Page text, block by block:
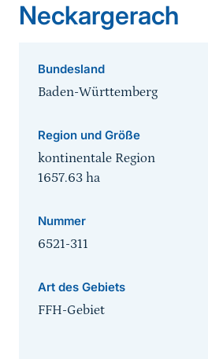
Neckargerach
Bundesland
Baden-Württemberg
Region und Größe
kontinentale Region
1657.63 ha
Nummer
6521-311
Art des Gebiets
FFH-Gebiet